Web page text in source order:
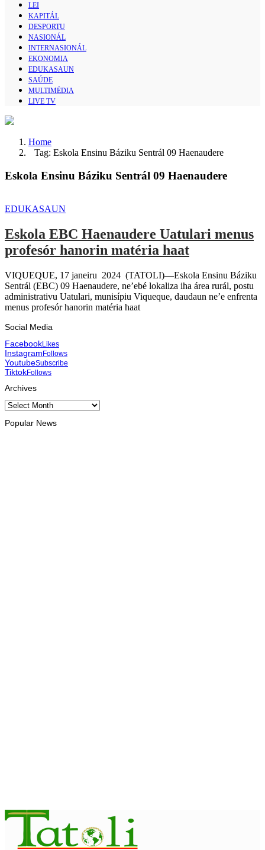
LEI
KAPITÁL
DESPORTU
NASIONÁL
INTERNASIONÁL
EKONOMIA
EDUKASAUN
SAÚDE
MULTIMÉDIA
LIVE TV
Home
Tag: Eskola Ensinu Báziku Sentrál 09 Haenaudere
Eskola Ensinu Báziku Sentrál 09 Haenaudere
EDUKASAUN
Eskola EBC Haenaudere Uatulari menus
profesór hanorin matéria haat
VIQUEQUE, 17 janeiru 2024 (TATOLI)—Eskola Ensinu Báziku
Sentrál (EBC) 09 Haenaudere, ne’ebé lokaliza iha área rurál, postu
administrativu Uatulari, munisípiu Viqueque, daudaun ne’e enfrenta
menus profesór hanorin matéria haat
Social Media
FacebookLikes
InstagramFollows
YoutubeSubscribe
TiktokFollows
Archives
Archives
Popular News